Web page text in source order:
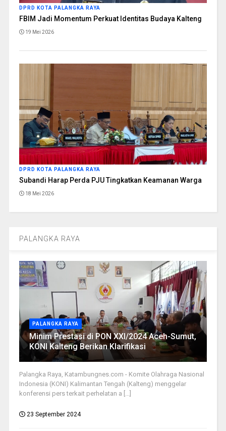
DPRD KOTA PALANGKA RAYA
FBIM Jadi Momentum Perkuat Identitas Budaya Kalteng
19 Mei 2026
DPRD KOTA PALANGKA RAYA
Subandi Harap Perda PJU Tingkatkan Keamanan Warga
18 Mei 2026
PALANGKA RAYA
PALANGKA RAYA
Minim Prestasi di PON XXI/2024 Aceh-Sumut,
KONI Kalteng Berikan Klarifikasi
Palangka Raya, Katambungnes.com - Komite Olahraga Nasional
Indonesia (KONI) Kalimantan Tengah (Kalteng) menggelar
konferensi pers terkait perhelatan a [...]
23 September 2024